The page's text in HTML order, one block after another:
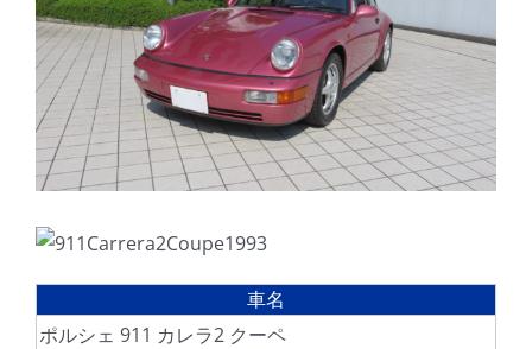
車名
ポルシェ 911 カレラ2 クーペ